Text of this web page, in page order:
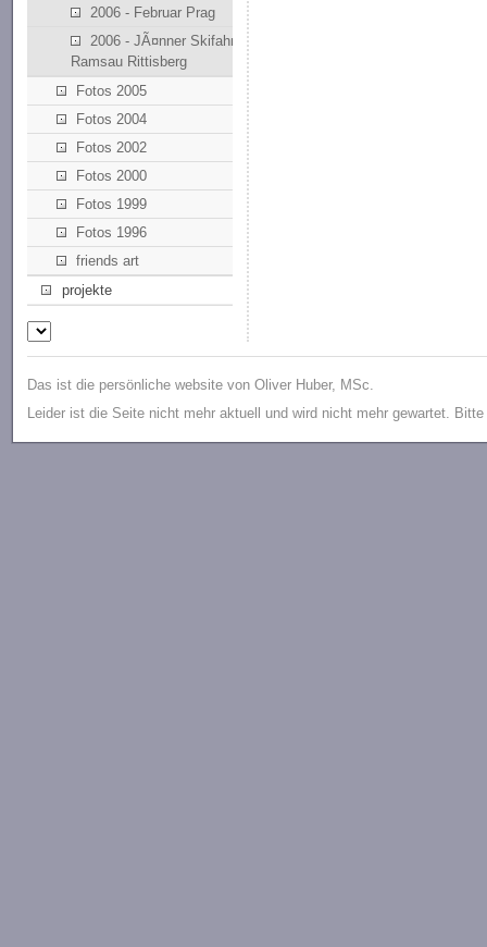
2006 - Februar Prag
2006 - JÃ¤nner Skifahren
Ramsau Rittisberg
Fotos 2005
Fotos 2004
Fotos 2002
Fotos 2000
Fotos 1999
Fotos 1996
friends art
projekte
Das ist die persönliche website von Oliver Huber, MSc.
Leider ist die Seite nicht mehr aktuell und wird nicht mehr gewartet.